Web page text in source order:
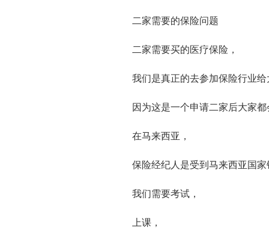
二家需要的保险问题
二家需要买的医疗保险，
我们是真正的去参加保险行业给
因为这是一个申请二家后大家都
在马来西亚，
保险经纪人是受到马来西亚国家
我们需要考试，
上课，